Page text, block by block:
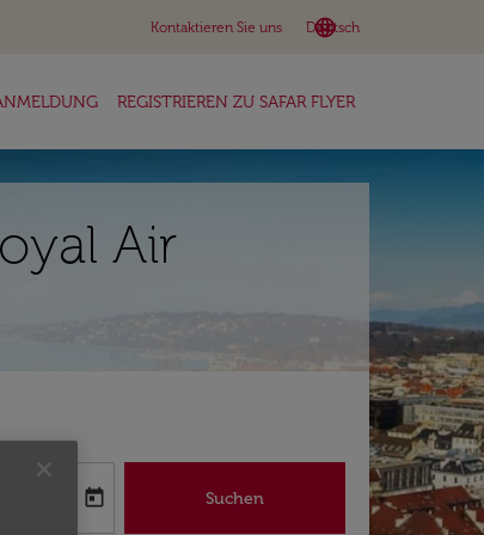
Kontaktieren Sie uns language
Deutsch
keyboard_arrow_down
REGISTRIEREN ZU SAFAR FLYER
Air
date-aria-label
today Suchen